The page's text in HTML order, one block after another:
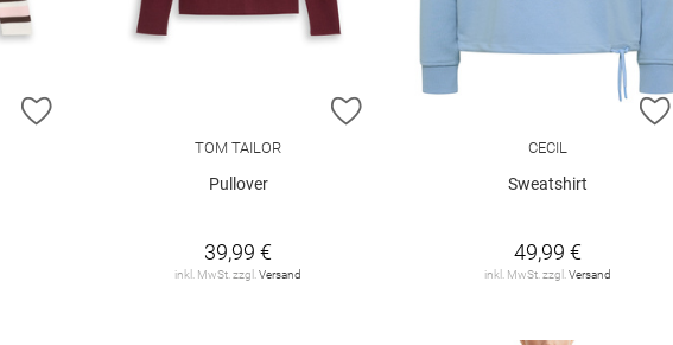
ZUR WUNSCHLISTE HINZUFÜGEN ZUR WUNSCHLISTE HINZUFÜGEN
TOM TAILOR
Pullover
39,99 €
inkl. MwSt. zzgl.Versand
CECIL
Sweatshirt
49,99 €
inkl. MwSt. zzgl.Versand